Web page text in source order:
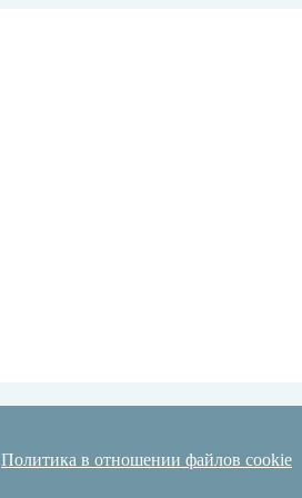
Политика в отношении файлов cookie